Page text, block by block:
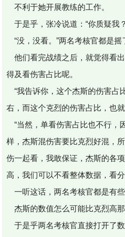
不利于她开展教练的工作。
于是乎，张冷说道：“你质疑我
“没，没看。”两名考核官都是摇
他们看完战绩之后，就觉得看
得及看伤害占比呢。
“我告诉你，这个杰斯的伤害占
右，而这个克烈的伤害占比，也
“当然，单看伤害占比也不行，
样，杰斯混伤害要比克烈好混，
伤一起看，我敢保证，杰斯的各
高，我们可以不看整体数据，看分
一听这话，两名考核官都是有些
杰斯的数值怎么可能比克烈高那
于是乎两名考核官直接打开了